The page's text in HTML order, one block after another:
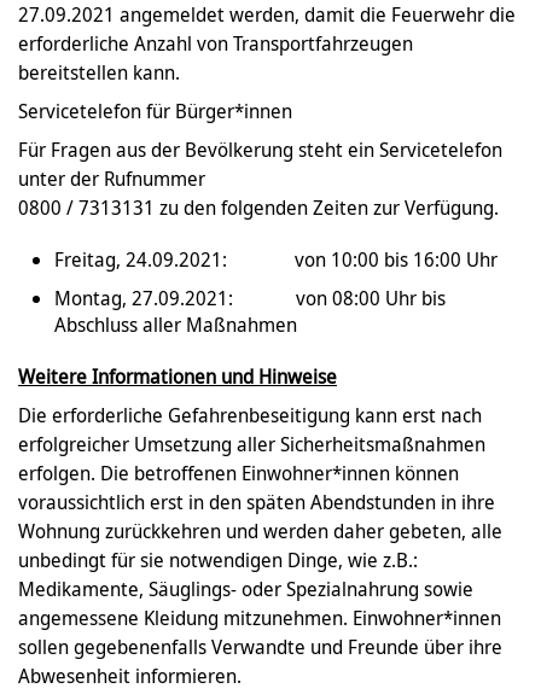
27.09.2021 angemeldet werden, damit die Feuerwehr die
erforderliche Anzahl von Transportfahrzeugen
bereitstellen kann.
Servicetelefon für Bürger*innen
Für Fragen aus der Bevölkerung steht ein Servicetelefon
unter der Rufnummer
0800 / 7313131 zu den folgenden Zeiten zur Verfügung.
Freitag, 24.09.2021: von 10:00 bis 16:00 Uhr
Montag, 27.09.2021: von 08:00 Uhr bis
Abschluss aller Maßnahmen
Weitere Informationen und Hinweise
Die erforderliche Gefahrenbeseitigung kann erst nach
erfolgreicher Umsetzung aller Sicherheitsmaßnahmen
erfolgen. Die betroffenen Einwohner*innen können
voraussichtlich erst in den späten Abendstunden in ihre
Wohnung zurückkehren und werden daher gebeten, alle
unbedingt für sie notwendigen Dinge, wie z.B.:
Medikamente, Säuglings- oder Spezialnahrung sowie
angemessene Kleidung mitzunehmen. Einwohner*innen
sollen gegebenenfalls Verwandte und Freunde über ihre
Abwesenheit informieren.